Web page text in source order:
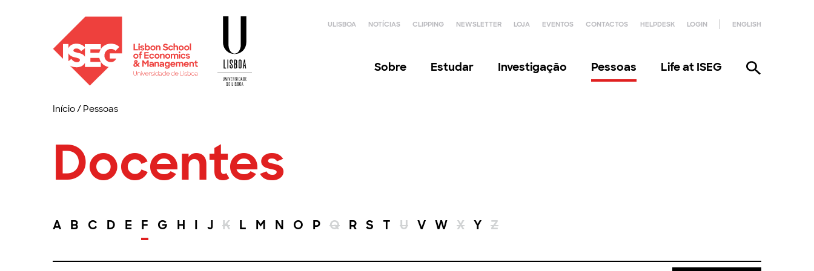
ULISBOA NOTÍCIAS CLIPPING NEWSLETTER LOJA EVENTOS CONTACTOS HELPDESK LOGIN ENGLISH
Sobre Estudar Investigação Pessoas Life at ISEG
Início/ Pessoas
Docentes
A B C D E F G H I J K L M N O P Q R S T U V W X Y Z